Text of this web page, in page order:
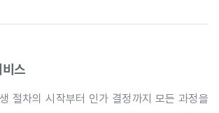
스
절차의 시작부터 인가 결정까지 모든 과정을